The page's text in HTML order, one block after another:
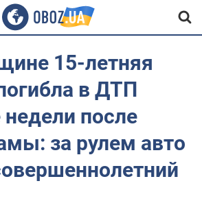
15-летняя
в ДТП
недели после
за рулем авто